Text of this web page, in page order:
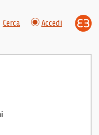
Cerca Accedi